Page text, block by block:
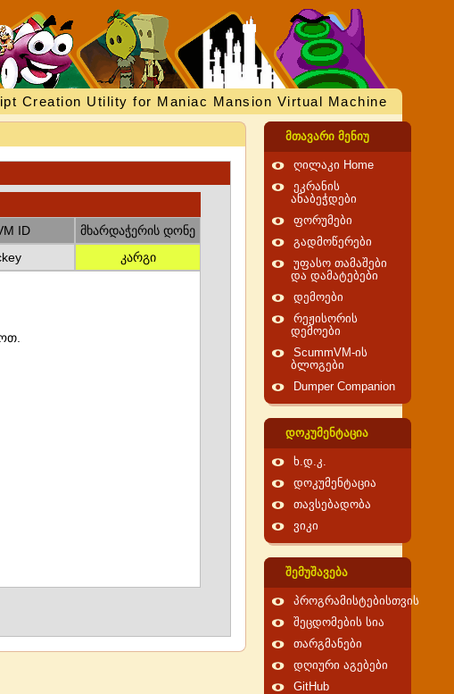
Creation Utility for Maniac Mansion Virtual Machine
ID
მხარდაჭერის დონე
კარგი
მთავარი მენიუ
ღილაკი Home
ეკრანის
ანაბეჭდები
ფორუმები
გადმოწერები
უფასო თამაშები
და დამატებები
დემოები
რეჟისორის
დემოები
ScummVM-ის
ბლოგები
Dumper Companion
დოკუმენტაცია
ხ.დ.კ.
დოკუმენტაცია
თავსებადობა
ვიკი
შემუშავება
პროგრამისტებისთვის
შეცდომების სია
თარგმანები
დღიური აგებები
GitHub